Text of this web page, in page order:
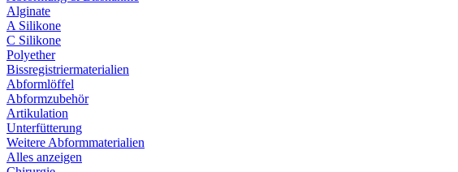
Alginate
A Silikone
C Silikone
Polyether
Bissregistriermaterialien
Abformlöffel
Abformzubehör
Artikulation
Unterfütterung
Weitere Abformmaterialien
Alles anzeigen